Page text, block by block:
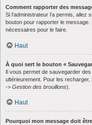
Comment rapporter des
Si l’administrateur l’a permis,
bouton pour rapporter le
nécessaires pour le faire.
Haut
À quoi sert le bouton «
Il vous permet de sauvegarder
ultérieurement. Pour les recharger,
-> Gestion des brouillons).
Haut
Pourquoi mon message doit